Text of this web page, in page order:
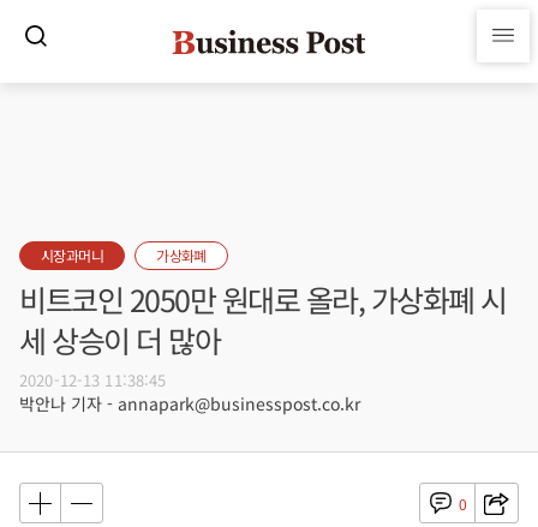
시장과머니 가상화폐
비트코인 2050만 원대로 올라, 가상화폐 시
세 상승이 더 많아​​​​​​​
2020-12-13 11:38:45
박안나 기자 - annapark@businesspost.co.kr
0